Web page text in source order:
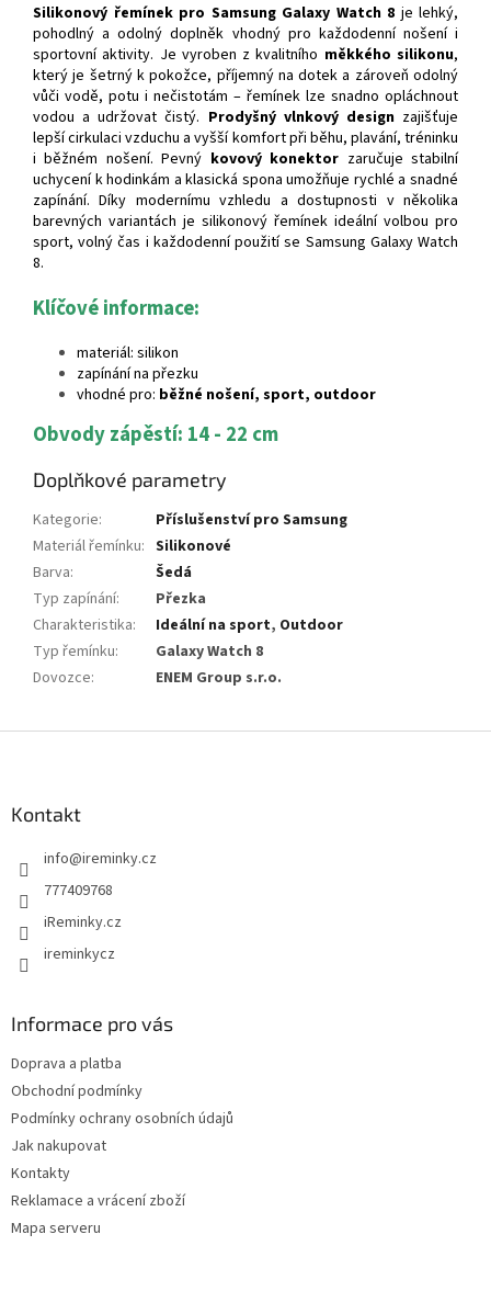
Silikonový řemínek pro Samsung Galaxy Watch 8 je lehký,
pohodlný a odolný doplněk vhodný pro každodenní nošení i
sportovní aktivity. Je vyroben z kvalitního měkkého silikonu,
který je šetrný k pokožce, příjemný na dotek a zároveň odolný
vůči vodě, potu i nečistotám – řemínek lze snadno opláchnout
vodou a udržovat čistý. Prodyšný vlnkový designzajišťuje
lepší cirkulaci vzduchu a vyšší komfort při běhu, plavání, tréninku
i běžném nošení. Pevný kovový konektor zaručuje stabilní
uchycení k hodinkám a klasická spona umožňuje rychlé a snadné
zapínání. Díky modernímu vzhledu a dostupnosti v několika
barevných variantách je silikonový řemínek ideální volbou pro
sport, volný čas i každodenní použití se Samsung Galaxy Watch
8.
Klíčové informace:
materiál: silikon
zapínání na přezku
vhodné pro: běžné nošení, sport, outdoor
Obvody zápěstí: 14 - 22 cm
Doplňkové parametry
Kategorie:
Příslušenství pro Samsung
Materiál řemínku: Silikonové
Barva:
Šedá
Typ zapínání:
Přezka
Charakteristika: Ideální na sport, Outdoor
Typ řemínku:
Galaxy Watch 8
Dovozce: ENEM Group s.r.o.
Kontakt
info@ireminky.cz
777409768
iReminky.cz
ireminkycz
Informace pro vás
Doprava a platba
Obchodní podmínky
Podmínky ochrany osobních údajů
Jak nakupovat
Kontakty
Reklamace a vrácení zboží
Mapa serveru